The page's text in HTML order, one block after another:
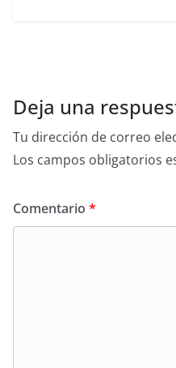
Deja una
Tu dirección de correo
Los campos obligatorios
Comentario *